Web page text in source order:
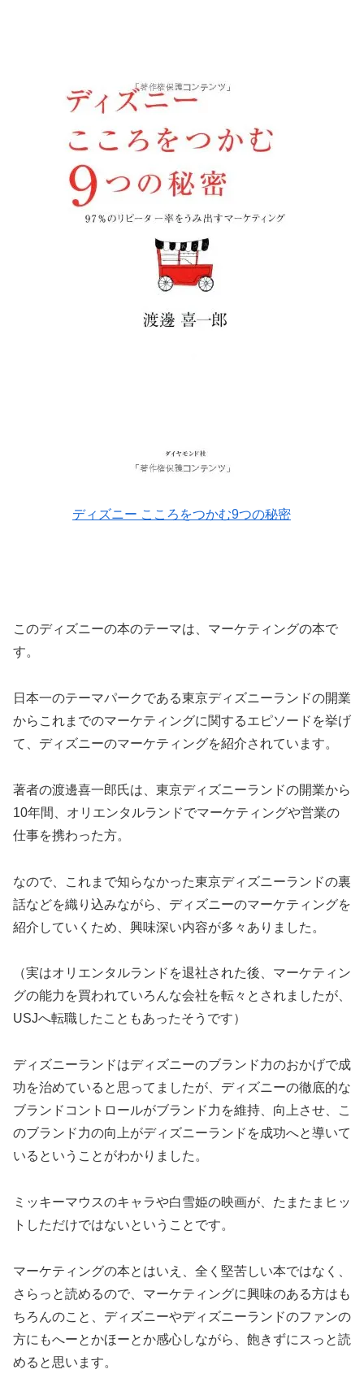
ディズニー こころをつかむ9つの秘密
このディズニーの本のテーマは、マーケティングの本で
す。
日本一のテーマパークである東京ディズニーランドの開業
からこれまでのマーケティングに関するエピソードを挙げ
て、ディズニーのマーケティングを紹介されています。
著者の渡邊喜一郎氏は、東京ディズニーランドの開業から
10年間、オリエンタルランドでマーケティングや営業の
仕事を携わった方。
なので、これまで知らなかった東京ディズニーランドの裏
話などを織り込みながら、ディズニーのマーケティングを
紹介していくため、興味深い内容が多々ありました。
（実はオリエンタルランドを退社された後、マーケティン
グの能力を買われていろんな会社を転々とされましたが、
USJへ転職したこともあったそうです）
ディズニーランドはディズニーのブランド力のおかげで成
功を治めていると思ってましたが、ディズニーの徹底的な
ブランドコントロールがブランド力を維持、向上させ、こ
のブランド力の向上がディズニーランドを成功へと導いて
いるということがわかりました。
ミッキーマウスのキャラや白雪姫の映画が、たまたまヒッ
トしただけではないということです。
マーケティングの本とはいえ、全く堅苦しい本ではなく、
さらっと読めるので、マーケティングに興味のある方はも
ちろんのこと、ディズニーやディズニーランドのファンの
方にもへーとかほーとか感心しながら、飽きずにスっと読
めると思います。